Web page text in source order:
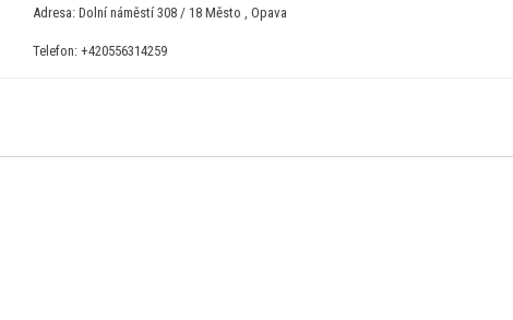
Adresa: Dolní náměstí 308 / 18 Město , Opava
Telefon: +420556314259